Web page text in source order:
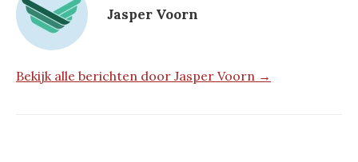
Jasper Voorn
Bekijk alle berichten door Jasper Voorn →